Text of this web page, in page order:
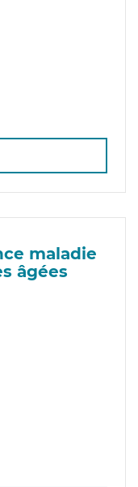
maladie
âgées